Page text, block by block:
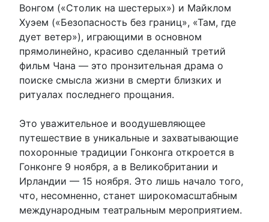
Вонгом («Столик на шестерых») и Майклом
Хуэем («Безопасность без границ», «Там, где
дует ветер»), играющими в основном
прямолинейно, красиво сделанный третий
фильм Чана — это пронзительная драма о
поиске смысла жизни в смерти близких и
ритуалах последнего прощания.
Это уважительное и воодушевляющее
путешествие в уникальные и захватывающие
похоронные традиции Гонконга откроется в
Гонконге 9 ноября, а в Великобритании и
Ирландии — 15 ноября. Это лишь начало того,
что, несомненно, станет широкомасштабным
международным театральным мероприятием.